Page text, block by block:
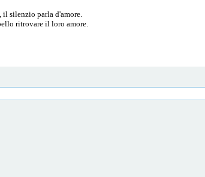
il silenzio parla d'amore.
ritrovare il loro amore.